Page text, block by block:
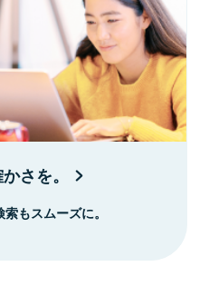
さを。
もスムーズに。